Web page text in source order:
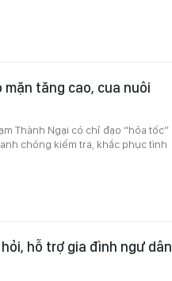
tăng cao, cua nuôi
Thành Ngại có chỉ đạo “hỏa tốc”
chóng kiểm tra, khắc phục tình
hỗ trợ gia đình ngư dân